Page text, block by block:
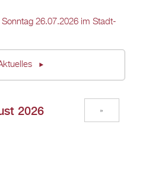
Sonn­tag 26.07.2026 im Stadt­
2026 »